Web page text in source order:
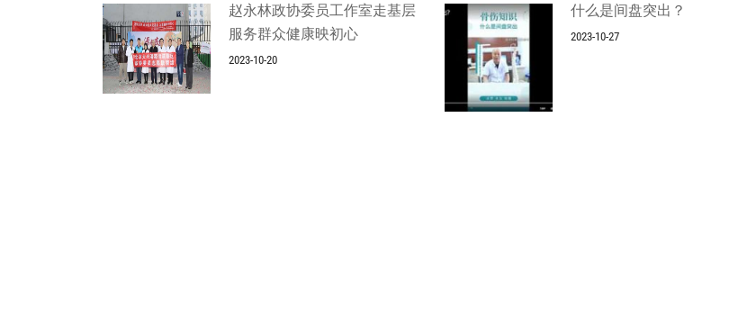
赵永林政协委员工作室走基层
服务群众健康映初心
2023-10-20
什么是间盘突出？
2023-10-27